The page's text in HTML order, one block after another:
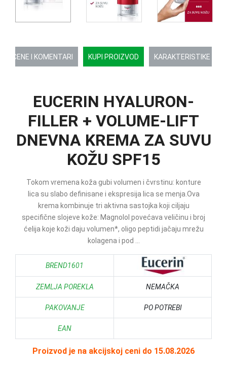
OCENE I KOMENTARI KUPI PROIZVOD KARAKTERISTIKE
EUCERIN HYALURON-
FILLER + VOLUME-LIFT
DNEVNA KREMA ZA SUVU
KOŽU SPF15
Tokom vremena koža gubi volumen i čvrstinu: konture
lica su slabo definisane i ekspresija lica se menja.Ova
krema kombinuje tri aktivna sastojka koji ciljaju
specifične slojeve kože: Magnolol povećava veličinu i broj
ćelija koje koži daju volumen*, oligo peptidi jačaju mrežu
kolagena i pod ...
BREND1601
ZEMLJA POREKLA NEMAČKA
PAKOVANJE PO POTREBI
EAN
Proizvod je na akcijskoj ceni do 15.08.2026